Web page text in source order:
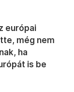
európai
még nem
ha
is be